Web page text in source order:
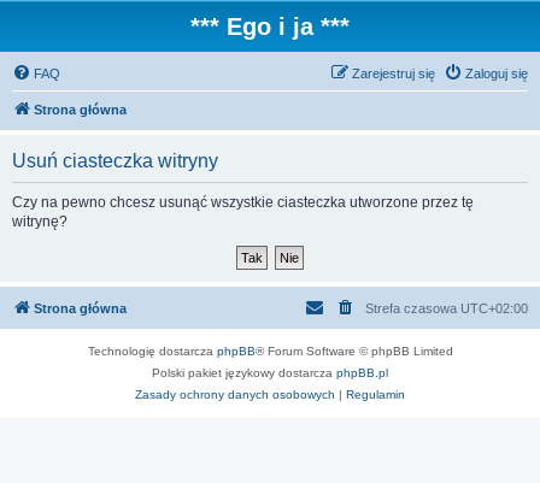
*** Ego i ja ***
FAQ Zaloguj się
Zarejestruj się
Strona główna
Usuń ciasteczka witryny
Czy na pewno chcesz usunąć wszystkie ciasteczka utworzone przez tę
witrynę?
Strona główna Strefa czasowa UTC+02:00
Technologię dostarcza phpBB® Forum Software © phpBB Limited
Polski pakiet językowy dostarcza phpBB.pl
Zasady ochrony danych osobowych | Regulamin